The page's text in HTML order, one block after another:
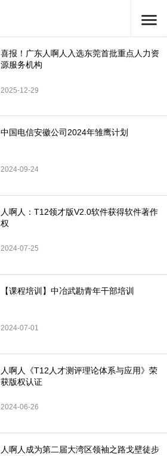
喜报！广东人啊人入选东莞首批重点人力资
源服务机构
2025-12-29
中国电信安徽公司2024年雏鹰计划
2024-09-24
人啊人：T12领才版V2.0软件获得软件著作
权
2024-07-25
【课程培训】中冶武勘青年干部培训
2024-07-01
人啊人《T12人才测评理论体系与应用》荣
获版权认证
2024-06-26
人啊人成为第二届大湾区领袖之路戈壁徒步